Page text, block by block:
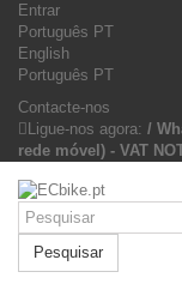
Entrar
Português PT
English
Português PT
Contacte-nos
Ligue-nos agora: /
rede móvel) - VAT
Pesquisar